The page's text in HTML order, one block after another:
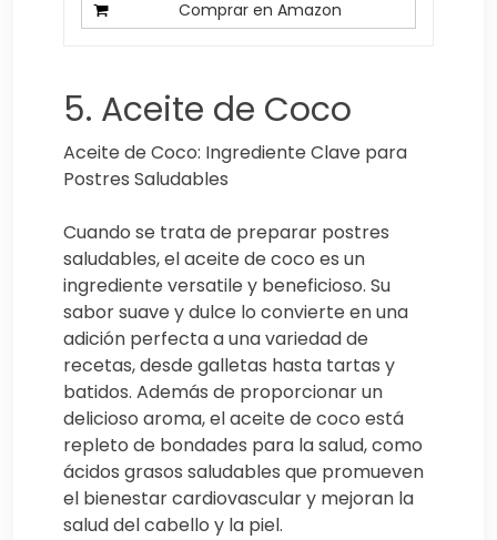
Comprar en Amazon
5. Aceite de Coco
Aceite de Coco: Ingrediente Clave para
Postres Saludables
Cuando se trata de preparar postres
saludables, el aceite de coco es un
ingrediente versatile y beneficioso. Su
sabor suave y dulce lo convierte en una
adición perfecta a una variedad de
recetas, desde galletas hasta tartas y
batidos. Además de proporcionar un
delicioso aroma, el aceite de coco está
repleto de bondades para la salud, como
ácidos grasos saludables que promueven
el bienestar cardiovascular y mejoran la
salud del cabello y la piel.